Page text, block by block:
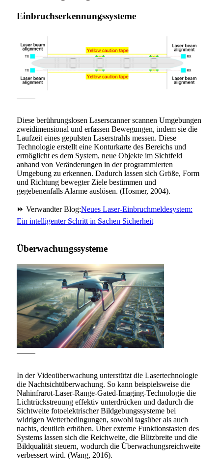
Einbruchserkennungssysteme
Diese berührungslosen Laserscanner scannen Umgebungen
zweidimensional und erfassen Bewegungen, indem sie die
Laufzeit eines gepulsten Laserstrahls messen. Diese
Technologie erstellt eine Konturkarte des Bereichs und
ermöglicht es dem System, neue Objekte im Sichtfeld
anhand von Veränderungen in der programmierten
Umgebung zu erkennen. Dadurch lassen sich Größe, Form
und Richtung bewegter Ziele bestimmen und
gegebenenfalls Alarme auslösen. (Hosmer, 2004).
⏩ Verwandter Blog:Neues Laser-Einbruchmeldesystem:
Ein intelligenter Schritt in Sachen Sicherheit
Überwachungssysteme
In der Videoüberwachung unterstützt die Lasertechnologie
die Nachtsichtüberwachung. So kann beispielsweise die
Nahinfrarot-Laser-Range-Gated-Imaging-Technologie die
Lichtrückstreuung effektiv unterdrücken und dadurch die
Sichtweite fotoelektrischer Bildgebungssysteme bei
widrigen Wetterbedingungen, sowohl tagsüber als auch
nachts, deutlich erhöhen. Über externe Funktionstasten des
Systems lassen sich die Reichweite, die Blitzbreite und die
Bildqualität steuern, wodurch die Überwachungsreichweite
verbessert wird. (Wang, 2016).